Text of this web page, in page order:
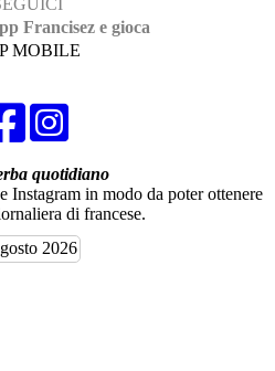
Francisez e gioca
MOBILE
quotidiano
Instagram in modo da poter ottenere
di francese.
2026